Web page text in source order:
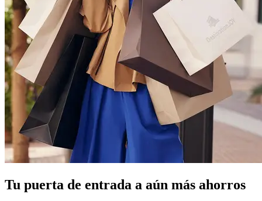
Tu puerta de entrada a aún más ahorros